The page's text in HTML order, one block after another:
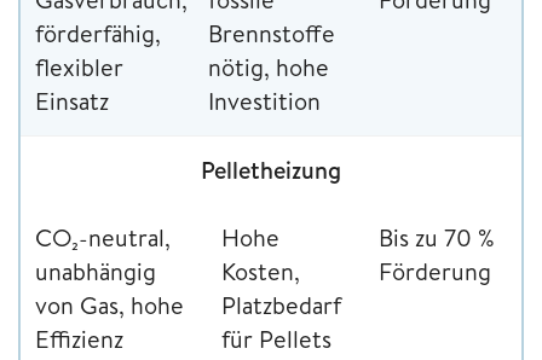
förderfähig,
flexibler
Einsatz
Brennstoffe
nötig, hohe
Investition
Pelletheizung
CO₂-neutral,
unabhängig
von Gas, hohe
Effizienz
Hohe
Kosten,
Platzbedarf
für Pellets
Bis zu 70 %
Förderung